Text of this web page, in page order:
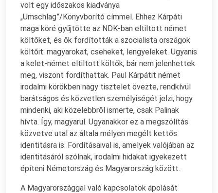
volt egy időszakos kiadványa
„Umschlag”/Könyvborító címmel. Ehhez Kárpáti
maga köré gyűjtötte az NDK-ban eltiltott német
költőket, és ők fordították a szocialista országok
költőit: magyarokat, cseheket, lengyeleket. Ugyanis
a kelet-német eltiltott költők, bár nem jelenhettek
meg, viszont fordíthattak. Paul Kárpátit német
irodalmi körökben nagy tisztelet övezte, rendkívül
barátságos és közvetlen személyiségét jelzi, hogy
mindenki, aki közelebbről ismerte, csak Palinak
hívta. Így, magyarul. Ugyanakkor ez a megszólítás
közvetve utal az általa mélyen megélt kettős
identitásra is. Fordításaival is, amelyek valójában az
identitásáról szólnak, irodalmi hidakat igyekezett
építeni Németország és Magyarország között.
A Magyarországgal való kapcsolatok ápolását